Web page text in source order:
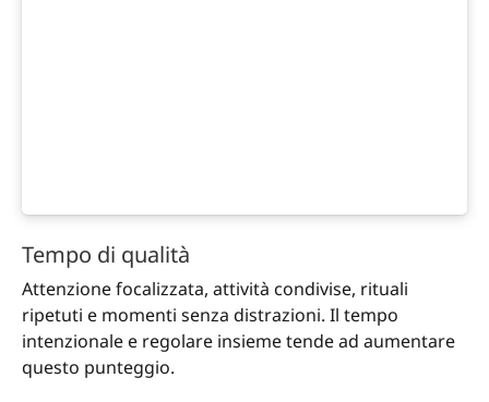
Tempo di qualità
Attenzione focalizzata, attività condivise, rituali
ripetuti e momenti senza distrazioni. Il tempo
intenzionale e regolare insieme tende ad aumentare
questo punteggio.